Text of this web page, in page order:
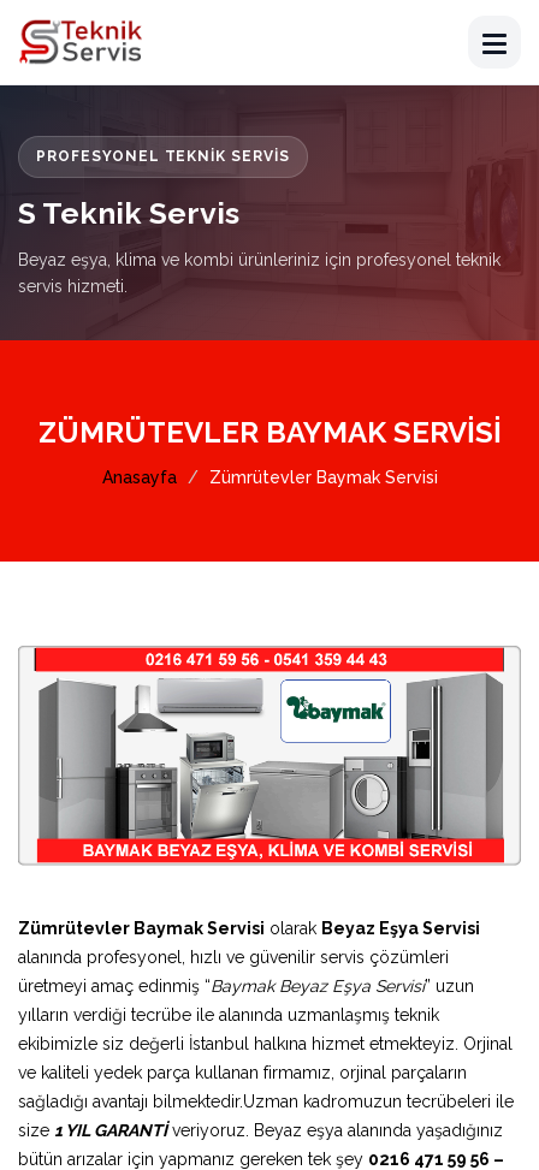
PROFESYONEL TEKNIK SERVIS
S Teknik Servis
Beyaz eşya, klima ve kombi ürünleriniz için profesyonel teknik
servis hizmeti.
ZÜMRÜTEVLER BAYMAK SERVISI
Anasayfa Zümrütevler Baymak Servisi
Zümrütevler Baymak Servisi olarak Beyaz Eşya Servisi
alanında profesyonel, hızlı ve güvenilir servis çözümleri
üretmeyi amaç edinmiş “Baymak Beyaz Eşya Servisi” uzun
yılların verdiği tecrübe ile alanında uzmanlaşmış teknik
ekibimizle siz değerli İstanbul halkına hizmet etmekteyiz. Orjinal
ve kaliteli yedek parça kullanan firmamız, orjinal parçaların
sağladığı avantajı bilmektedir.Uzman kadromuzun tecrübeleri ile
size 1 YIL GARANTİveriyoruz. Beyaz eşya alanında yaşadığınız
bütün arızalar için yapmanız gereken tek şey 0216 471 59 56 –